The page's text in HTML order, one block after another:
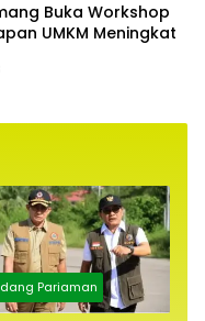
Buka Workshop
UMKM Meningkat
Pariaman